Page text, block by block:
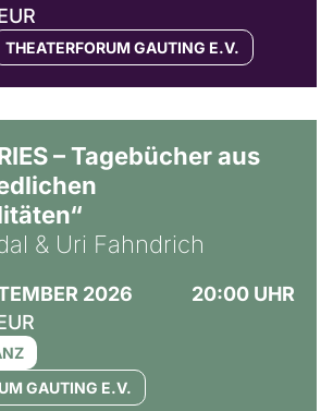
THEATERFORUM GAUTING E.V.
– Tagebücher aus
& Uri Fahndrich
2026
20:00 UHR
GAUTING E.V.